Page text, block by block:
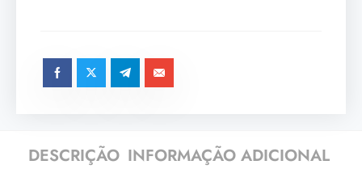
DESCRIÇÃO INFORMAÇÃO ADICIONAL